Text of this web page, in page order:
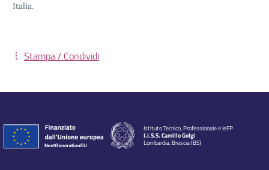
Italia.
Stampa / Condividi
Istituto Tecnico, Professionale e IeFP
I.I.S.S. Camillo Golgi
Lombardia, Brescia (BS)